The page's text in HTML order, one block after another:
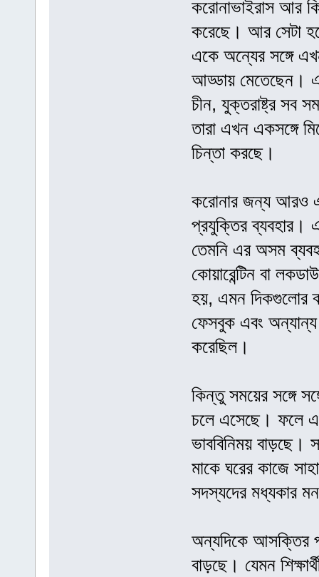
করোনাভাইরাস আর
করেছে। আর সেটা
একে অন্যের সঙ্গে
আড্ডায় মেতেছেন।
চীন, যুক্তরাষ্ট্র সব
তারা এখন একসঙ্গে
চিন্তা করছে।
করোনার জন্য আরও
প্রযুক্তির ব্যবহার।
তেমনি এর অসম
কোয়ারেন্টিন বা
হয়, এমন দিকগুলোর
ফেসবুক এবং অন্যান্য
করেছিল।
কিন্তু সময়ের সঙ্গে
চলে এসেছে। ফলে
ভাববিনিময় বাড়ছে।
মাকে ঘরের কাজে
সদস্যদের মধ্যকার
অন্যদিকে আসক্তির
বাড়ছে। যেমন